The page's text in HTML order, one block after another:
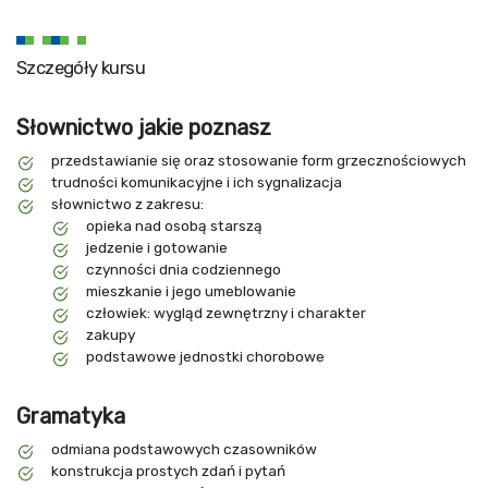
Szczegóły kursu
Słownictwo jakie poznasz
przedstawianie się oraz stosowanie form grzecznościowych
trudności komunikacyjne i ich sygnalizacja
słownictwo z zakresu:
opieka nad osobą starszą
jedzenie i gotowanie
czynności dnia codziennego
mieszkanie i jego umeblowanie
człowiek: wygląd zewnętrzny i charakter
zakupy
podstawowe jednostki chorobowe
Gramatyka
odmiana podstawowych czasowników
konstrukcja prostych zdań i pytań